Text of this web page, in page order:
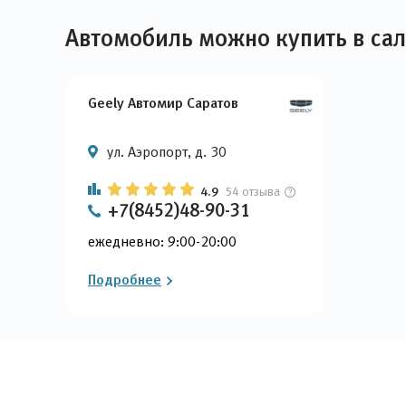
Автомобиль можно купить в
Geely Автомир Саратов
ул. Аэропорт, д. 30
4.9 54 отзыва
+7(8452)48-90-31
ежедневно: 9:00-20:00
Подробнее